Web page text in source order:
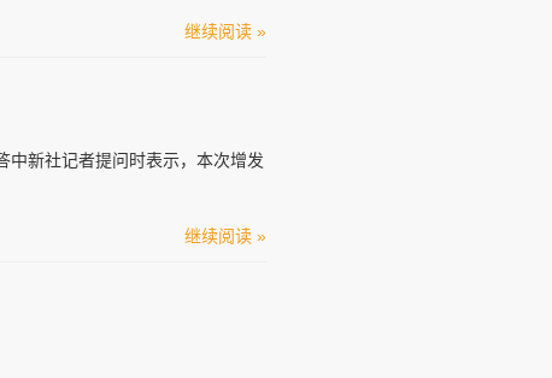
继续阅读 »
中新社记者提问时表示，本次增发
继续阅读 »